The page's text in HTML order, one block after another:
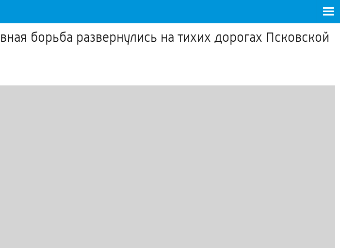
борьба развернулись на тихих дорогах Псковской